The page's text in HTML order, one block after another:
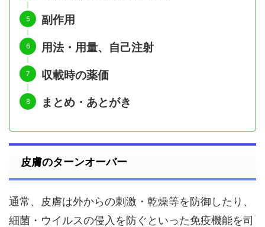
副作用
用法・用量、自己注射
収載時の薬価
まとめ・あとがき
皮膚のターンオーバー
通常、皮膚は外からの刺激・乾燥等を防御したり、
細菌・ウイルスの侵入を防ぐといった免疫機能を司